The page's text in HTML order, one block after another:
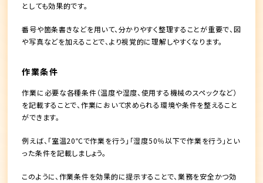
としても効果的です。
番号や箇条書きなどを用いて、分かりやすく整理することが重要で、図
や写真などを加えることで、より視覚的に理解しやすくなります。
作業条件
作業に必要な各種条件（温度や湿度、使用する機械のスペックなど）
を記載することで、作業において求められる環境や条件を整えること
ができます。
例えば、「室温20℃で作業を行う」「湿度50％以下で作業を行う」とい
った条件を記載しましょう。
このように、作業条件を効果的に提示することで、業務を安全かつ効